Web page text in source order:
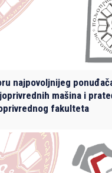
najpovoljnijeg
mašina i
fakulteta